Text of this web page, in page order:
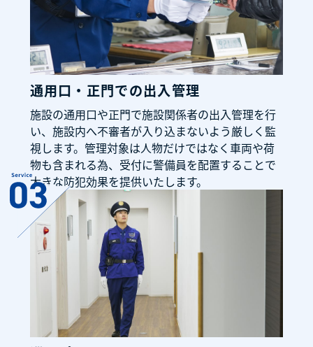
通用口・正門での出入管理
施設の通用口や正門で施設関係者の出入管理を行
い、施設内へ不審者が入り込まないよう厳しく監
視します。管理対象は人物だけではなく車両や荷
物も含まれる為、受付に警備員を配置することで
大きな防犯効果を提供いたします。